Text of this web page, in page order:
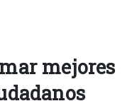
mejores